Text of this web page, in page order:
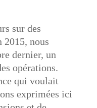
sur des
2015, nous
dernier, un
opérations.
qui voulait
exprimées ici